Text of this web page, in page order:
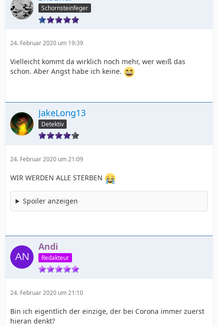
Schornsteinfeger
24. Februar 2020 um 19:39
Vielleicht kommt da wirklich noch mehr, wer weiß das
schon. Aber Angst habe ich keine.
JakeLong13
Detektiv
24. Februar 2020 um 21:09
WIR WERDEN ALLE STERBEN
Spoiler anzeigen
Andi
Redakteur
24. Februar 2020 um 21:10
Bin ich eigentlich der einzige, der bei Corona immer zuerst
hieran denkt?